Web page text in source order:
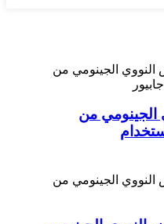
الجينومي من